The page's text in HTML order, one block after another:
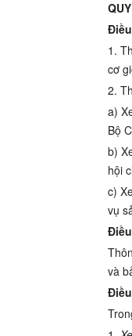
1.
cơ
2.
a)
Bộ
b)
hội
c)
vụ
và